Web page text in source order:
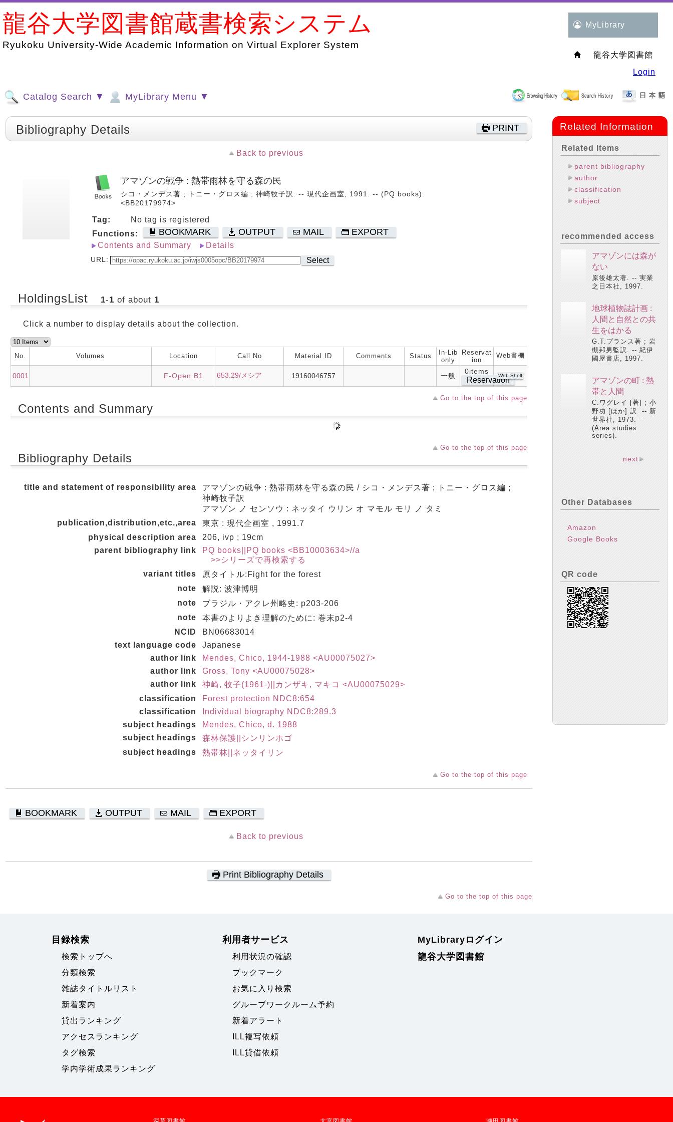
龍谷大学図書館蔵書検索システム
Ryukoku University-Wide Academic Information on Virtual Explorer System
MyLibrary
龍谷大学図書館
Login
Catalog Search ▼ MyLibrary Menu ▼
PRINT
Bibliography Details
Back to previous
アマゾンの戦争 : 熱帯雨林を守る森の民
シコ・メンデス著 ; トニー・グロス編 ; 神崎牧子訳. -- 現代企画室, 1991. -- (PQ books).
<BB20179974>
Tag:
No tag is registered
Functions:
BOOKMARK OUTPUT MAIL EXPORT
Contents and Summary Details
URL: Select
HoldingsList 1-1 of about 1
Click a number to display details about the collection.
No. Volumes Location Call No Material ID Comments Status
In-Lib
only
Reservat
ion
Web書棚
0001 F-Open B1 653.29/メシア 19160046757 一般
0items
Reservation
Web Shelf
Go to the top of this page
Contents and Summary
Go to the top of this page
Bibliography Details
title and statement of responsibility area
アマゾンの戦争 : 熱帯雨林を守る森の民 / シコ・メンデス著 ; トニー・グロス編 ;
神崎牧子訳
アマゾン ノ センソウ : ネッタイ ウリン オ マモル モリ ノ タミ
publication,distribution,etc.,area
東京 : 現代企画室 , 1991.7
physical description area
206, ivp ; 19cm
parent bibliography link
PQ books||PQ books <BB10003634>//a
>>シリーズで再検索する
variant titles
原タイトル:Fight for the forest
note
解説: 波津博明
note
ブラジル・アクレ州略史: p203-206
note
本書のよりよき理解のために: 巻末p2-4
NCID
BN06683014
text language code
Japanese
author link
Mendes, Chico, 1944-1988 <AU00075027>
author link
Gross, Tony <AU00075028>
author link
神崎, 牧子(1961-)||カンザキ, マキコ <AU00075029>
classification
Forest protection NDC8:654
classification
Individual biography NDC8:289.3
subject headings
Mendes, Chico, d. 1988
subject headings
森林保護||シンリンホゴ
subject headings
熱帯林||ネッタイリン
Go to the top of this page
BOOKMARK OUTPUT MAIL EXPORT
Back to previous
Print Bibliography Details
Go to the top of this page
Related Information
Related Items
parent bibliography
author
classification
subject
recommended access
アマゾンには森が
ない
原後雄太著. -- 実業
之日本社, 1997.
地球植物誌計画 :
人間と自然との共
生をはかる
G.T.プランス著 ; 岩
槻邦男監訳. -- 紀伊
國屋書店, 1997.
アマゾンの町 : 熱
帯と人間
C.ワグレイ [著] ; 小
野功 [ほか] 訳. -- 新
世界社, 1973. --
(Area studies
series).
next
Other Databases
Amazon
Google Books
QR code
目録検索
検索トップへ
分類検索
雑誌タイトルリスト
新着案内
貸出ランキング
アクセスランキング
タグ検索
学内学術成果ランキング
利用者サービス
利用状況の確認
ブックマーク
お気に入り検索
グループワークルーム予約
新着アラート
ILL複写依頼
ILL貸借依頼
MyLibraryログイン
龍谷大学図書館